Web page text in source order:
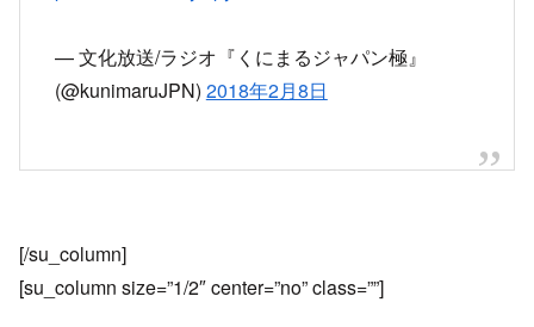
— 文化放送/ラジオ『くにまるジャパン極』
(@kunimaruJPN) 2018年2月8日
[/su_column]
[su_column size=”1/2″ center=”no” class=””]